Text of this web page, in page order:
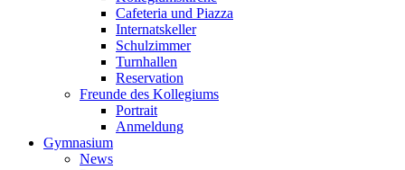
Cafeteria und Piazza
Internatskeller
Schulzimmer
Turnhallen
Reservation
Freunde des Kollegiums
Portrait
Anmeldung
Gymnasium
News